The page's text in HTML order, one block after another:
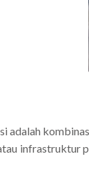
adalah
infrastruktur